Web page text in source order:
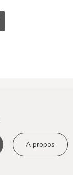
A propos